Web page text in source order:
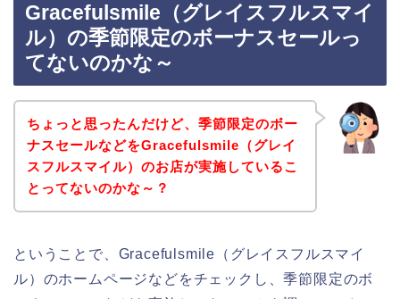
Gracefulsmile（グレイスフルスマイ
ル）の季節限定のボーナスセールっ
てないのかな～
ちょっと思ったんだけど、季節限定のボー
ナスセールなどをGracefulsmile（グレイ
スフルスマイル）のお店が実施しているこ
とってないのかな～？
ということで、Gracefulsmile（グレイスフルスマイ
ル）のホームページなどをチェックし、季節限定のボ